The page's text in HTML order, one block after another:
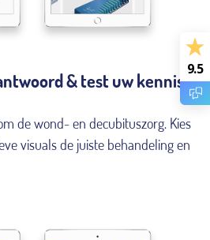
9.5
& test uw kennis
de wond- en decubituszorg. Kies
visuals de juiste behandeling en